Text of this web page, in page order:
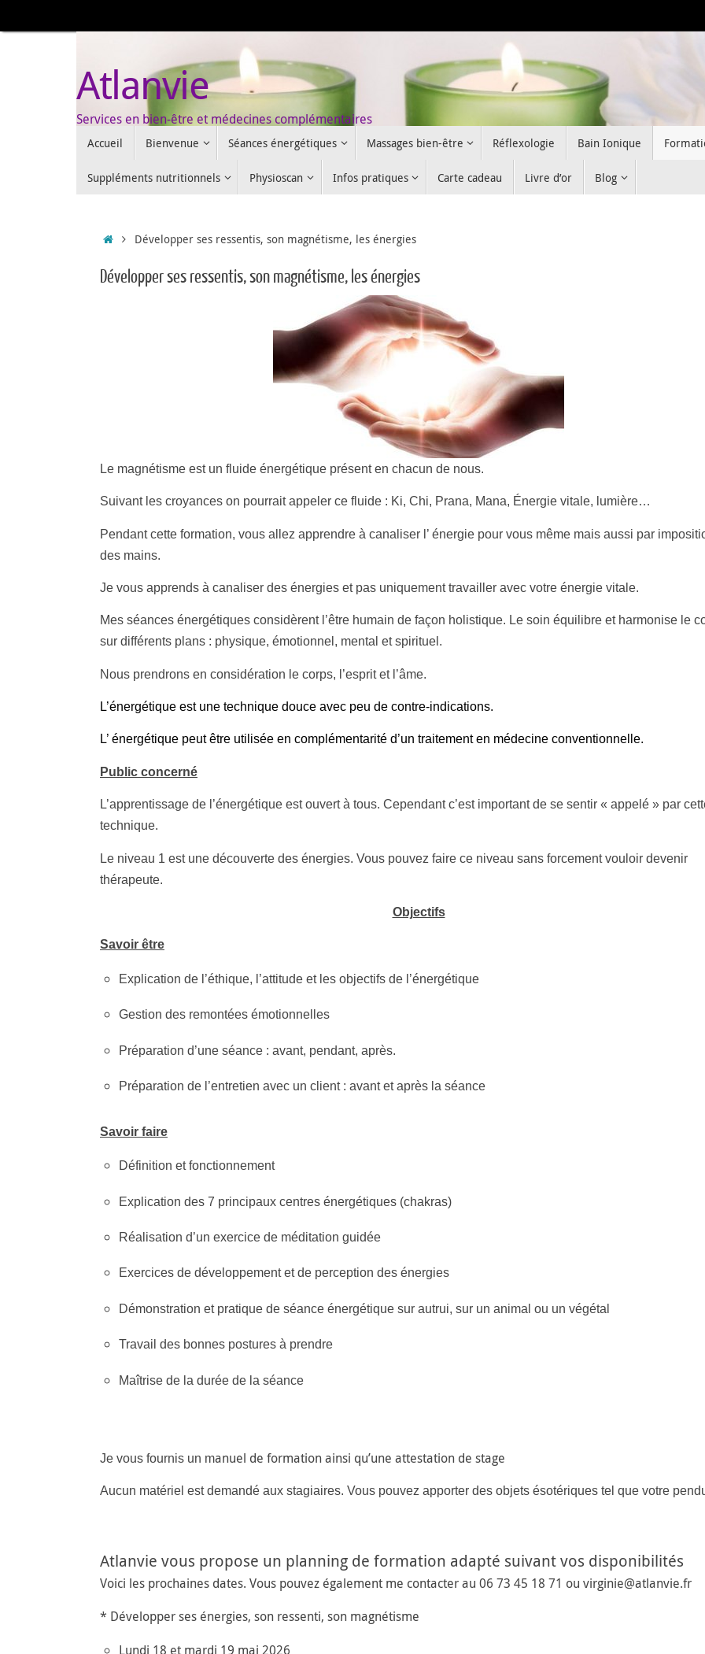
au
Atlanvie
Services en bien-être et médecines complémentaires
Accueil Bienvenue Séances énergétiques Massages bien-être Réflexologie Bain Ionique
Suppléments nutritionnels Physioscan Infos pratiques Carte cadeau Livre d’or Blog
AccueilDévelopper ses ressentis, son magnétisme, les énergies
Développer ses ressentis, son magnétisme, les énergies
Le magnétisme est un fluide énergétique présent en chacun de nous.
Suivant les croyances on pourrait appeler ce fluide : Ki, Chi, Prana, Mana, Énergie vitale, lumière…
Pendant cette formation, vous allez apprendre à canaliser l’ énergie pour vous même mais aussi par
des mains.
Je vous apprends à canaliser des énergies et pas uniquement travailler avec votre énergie vitale.
Mes séances énergétiques considèrent l’être humain de façon holistique. Le soin équilibre et harmonise le
sur différents plans : physique, émotionnel, mental et spirituel.
Nous prendrons en considération le corps, l’esprit et l’âme.
L’énergétique est une technique douce avec peu de contre-indications.
L’ énergétique peut être utilisée en complémentarité d’un traitement en médecine conventionnelle.
Public concerné
L’apprentissage de l’énergétique est ouvert à tous. Cependant c’est important de se sentir « appelé » par
technique.
Le niveau 1 est une découverte des énergies. Vous pouvez faire ce niveau sans forcement vouloir devenir
thérapeute.
Objectifs
Savoir être
Explication de l’éthique, l’attitude et les objectifs de l’énergétique
Gestion des remontées émotionnelles
Préparation d’une séance : avant, pendant, après.
Préparation de l’entretien avec un client : avant et après la séance
Savoir faire
Définition et fonctionnement
Explication des 7 principaux centres énergétiques (chakras)
Réalisation d’un exercice de méditation guidée
Exercices de développement et de perception des énergies
Démonstration et pratique de séance énergétique sur autrui, sur un animal ou un végétal
Travail des bonnes postures à prendre
Maîtrise de la durée de la séance
Je vous fournis un manuel de formation ainsi qu’une attestation de stage
Aucun matériel est demandé aux stagiaires. Vous pouvez apporter des objets ésotériques tel que votre
Atlanvie vous propose un planning de formation adapté suivant vos disponibilités
Voici les prochaines dates. Vous pouvez également me contacter au 06 73 45 18 71 ou virginie@atlanvie.fr
* Développer ses énergies, son ressenti, son magnétisme
Lundi 18 et mardi 19 mai 2026